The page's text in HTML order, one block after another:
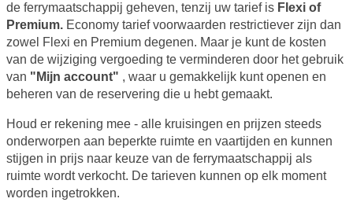
de ferrymaatschappij geheven, tenzij uw tarief is Flexi of
Premium. Economy tarief voorwaarden restrictiever zijn dan
zowel Flexi en Premium degenen. Maar je kunt de kosten
van de wijziging vergoeding te verminderen door het gebruik
van "Mijn account" , waar u gemakkelijk kunt openen en
beheren van de reservering die u hebt gemaakt.
Houd er rekening mee - alle kruisingen en prijzen steeds
onderworpen aan beperkte ruimte en vaartijden en kunnen
stijgen in prijs naar keuze van de ferrymaatschappij als
ruimte wordt verkocht. De tarieven kunnen op elk moment
worden ingetrokken.